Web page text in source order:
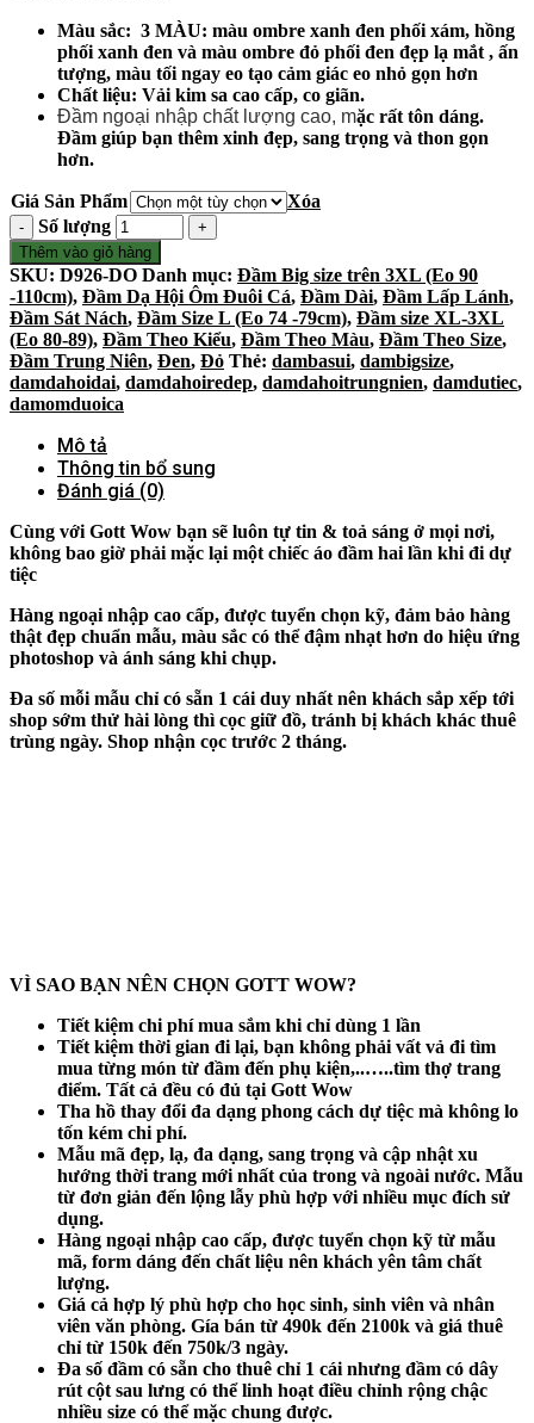
Màu sắc: 3 MÀU: màu ombre xanh đen phối xám, hồng
phối xanh đen và màu ombre đỏ phối đen đẹp lạ mắt , ấn
tượng, màu tối ngay eo tạo cảm giác eo nhỏ gọn hơn
Chất liệu: Vải kim sa cao cấp, co giãn.
Đầm ngoại nhập chất lượng cao, mặc rất tôn dáng.
Đầm giúp bạn thêm xinh đẹp, sang trọng và thon gọn
hơn.
Giá Sản Phẩm
Xóa
Số lượng
Thêm vào giỏ hàng
SKU: D926-DO Danh mục: Đầm Big size trên 3XL (Eo 90
-110cm), Đầm Dạ Hội Ôm Đuôi Cá, Đầm Dài, Đầm Lấp Lánh,
Đầm Sát Nách, Đầm Size L (Eo 74 -79cm), Đầm size XL-3XL
(Eo 80-89), Đầm Theo Kiểu, Đầm Theo Màu, Đầm Theo Size,
Đầm Trung Niên, Đen, Đỏ Thẻ: dambasui, dambigsize,
damdahoidai, damdahoiredep, damdahoitrungnien, damdutiec,
damomduoica
Mô tả
Thông tin bổ sung
Đánh giá (0)
Cùng với Gott Wow bạn sẽ luôn tự tin & toả sáng ở mọi nơi,
không bao giờ phải mặc lại một chiếc áo đầm hai lần khi đi dự
tiệc
Hàng ngoại nhập cao cấp, được tuyển chọn kỹ, đảm bảo hàng
thật đẹp chuẩn mẫu, màu sắc có thể đậm nhạt hơn do hiệu ứng
photoshop và ánh sáng khi chụp.
Đa số mỗi mẫu chỉ có sẵn 1 cái duy nhất nên khách sắp xếp tới
shop sớm thử hài lòng thì cọc giữ đồ, tránh bị khách khác thuê
trùng ngày. Shop nhận cọc trước 2 tháng.
VÌ SAO BẠN NÊN CHỌN GOTT WOW?
Tiết kiệm chi phí mua sắm khi chỉ dùng 1 lần
Tiết kiệm thời gian đi lại, bạn không phải vất vả đi tìm
mua từng món từ đầm đến phụ kiện,..…..tìm thợ trang
điểm. Tất cả đều có đủ tại Gott Wow
Tha hồ thay đổi đa dạng phong cách dự tiệc mà không lo
tốn kém chi phí.
Mẫu mã đẹp, lạ, đa dạng, sang trọng và cập nhật xu
hướng thời trang mới nhất của trong và ngoài nước. Mẫu
từ đơn giản đến lộng lẫy phù hợp với nhiều mục đích sử
dụng.
Hàng ngoại nhập cao cấp, được tuyển chọn kỹ từ mẫu
mã, form dáng đến chất liệu nên khách yên tâm chất
lượng.
Giá cả hợp lý phù hợp cho học sinh, sinh viên và nhân
viên văn phòng. Gía bán từ 490k đến 2100k và giá thuê
chỉ từ 150k đến 750k/3 ngày.
Đa số đầm có sẵn cho thuê chỉ 1 cái nhưng đầm có dây
rút cột sau lưng có thể linh hoạt điều chỉnh rộng chậc
nhiều size có thể mặc chung được.